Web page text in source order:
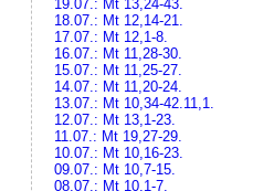
19.07.: Mt 13,24-43.
18.07.: Mt 12,14-21.
17.07.: Mt 12,1-8.
16.07.: Mt 11,28-30.
15.07.: Mt 11,25-27.
14.07.: Mt 11,20-24.
13.07.: Mt 10,34-42.11,1.
12.07.: Mt 13,1-23.
11.07.: Mt 19,27-29.
10.07.: Mt 10,16-23.
09.07.: Mt 10,7-15.
08.07.: Mt 10,1-7.